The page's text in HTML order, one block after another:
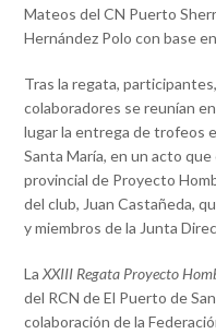
Mateos del CN Puerto
Hernández Polo con base
Tras la regata,
colaboradores se reunían
lugar la entrega de trofeos
Santa María, en un acto
provincial de Proyecto
del club, Juan Castañeda,
y miembros de la Junta
LaXXIII Regata Proyecto
del RCN de El Puerto de
colaboración de la